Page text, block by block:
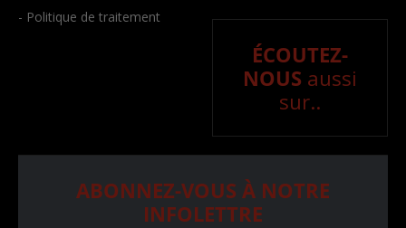
- Politique de traitement
ÉCOUTEZ-
NOUS aussi
sur..
ABONNEZ-VOUS À NOTRE
INFOLETTRE